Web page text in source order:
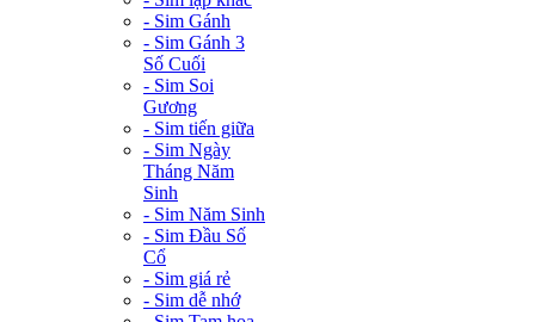
- Sim Gánh
- Sim Gánh 3
Số Cuối
- Sim Soi
Gương
- Sim tiến giữa
- Sim Ngày
Tháng Năm
Sinh
- Sim Năm Sinh
- Sim Đầu Số
Cổ
- Sim giá rẻ
- Sim dễ nhớ